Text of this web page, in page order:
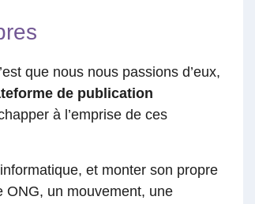
que nous nous passions d’eux,
de publication
à l’emprise de ces
et monter son propre
ONG, un mouvement, une